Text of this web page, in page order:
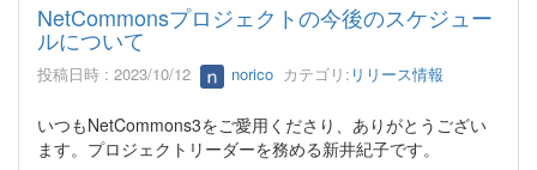
NetCommonsプロジェクトの今後のスケジュー
ルについて
投稿日時 : 2023/10/12 norico カテゴリ: リリース情報
いつもNetCommons3をご愛用くださり、ありがとうござい
ます。プロジェクトリーダーを務める新井紀子です。